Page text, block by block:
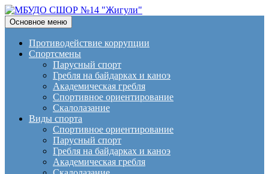
МБУДО СШОР №14
"Жигули"
Поиск
Основное меню Перейти
к
содержимому
Противодействие коррупции
Спортсмены
Парусный спорт
Гребля на байдарках и каноэ
Академическая гребля
Спортивное ориентирование
Скалолазание
Виды спорта
Спортивное ориентирование
Парусный спорт
Гребля на байдарках и каноэ
Академическая гребля